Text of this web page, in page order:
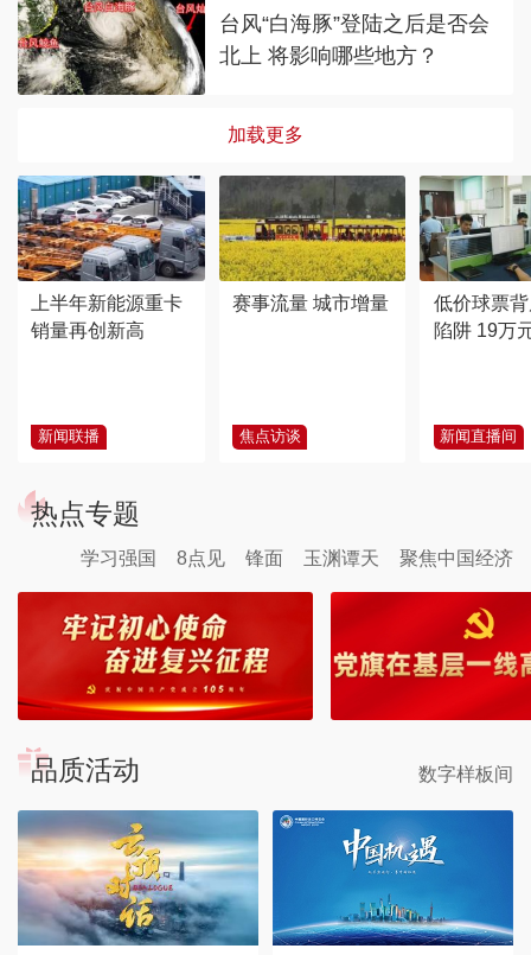
台风“白海豚”登陆之后是否会
北上 将影响哪些地方？
加载更多
上半年新能源重卡
销量再创新高
新闻联播
赛事流量 城市增量
焦点访谈
低价球票
陷阱 19万
新闻直播间
热点专题
学习强国 8点见 锋面 玉渊谭天 聚焦中国经济
品质活动 数字样板间